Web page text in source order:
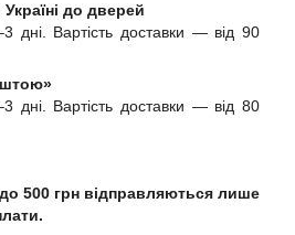
до дверей
дні. Вартість доставки — від 90
дні. Вартість доставки — від 80
500 грн відправляються лише